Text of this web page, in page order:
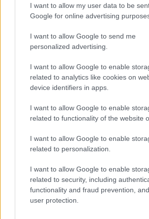
I want to allow my user data to be
Google for online advertising
I want to allow Google to send me
personalized advertising.
I want to allow Google to enable
related to analytics like cookies on
device identifiers in apps.
I want to allow Google to enable
related to functionality of the website
I want to allow Google to enable
related to personalization.
I want to allow Google to enable
related to security, including
functionality and fraud prevention,
user protection.
Cristian Castiglioni · 7 Ago 2026
PIÙ LETTI
Come ottenere una manicure
Scopri le tendenze beauty di agosto
lusso alle novità make-up